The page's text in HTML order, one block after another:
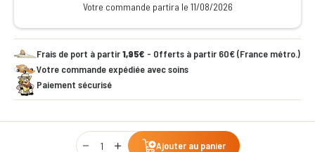
Votre commande partira le 11/08/2026
Frais de port à partir1,95€ - Offerts à partir 60€ (France métro.)
Votre commande expédiée avec soins
Paiement sécurisé
Qty
Ajouter au panier